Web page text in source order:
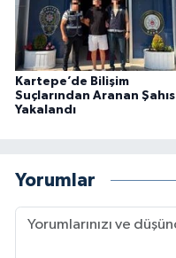
Kartepe’de Bilişim
Suçlarından Aranan Şahıs
Yakalandı
Yorumlar